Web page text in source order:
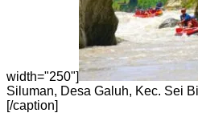
width="250"]
Siluman, Desa Galuh, Kec. Sei
[/caption]